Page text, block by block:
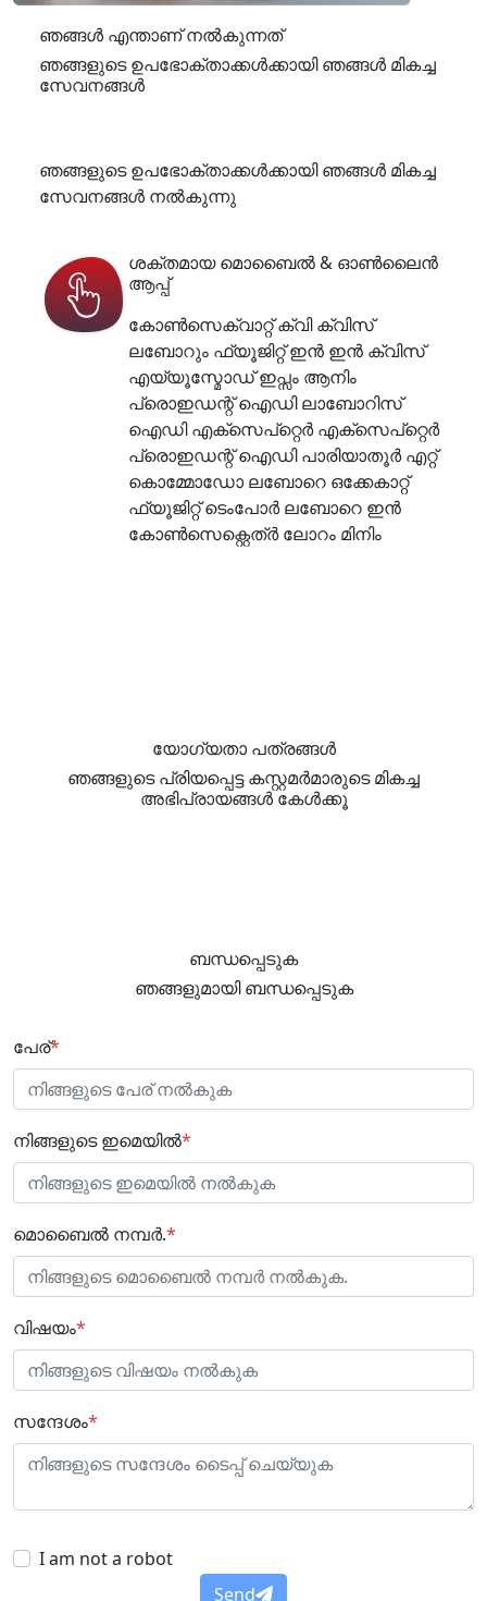
ഞങ്ങൾ എന്താണ് നൽകുന്നത്
ഞങ്ങളുടെ ഉപഭോക്താക്കൾക്കായി ഞങ്ങൾ മികച്ച
സേവനങ്ങൾ
ഞങ്ങളുടെ ഉപഭോക്താക്കൾക്കായി ഞങ്ങൾ മികച്ച
സേവനങ്ങൾ നൽകുന്നു
ശക്തമായ മൊബൈൽ & ഓൺലൈൻ
ആപ്പ്
കോൺസെക്വാറ്റ് ക്വി ക്വിസ്
ലബോറും ഫ്യൂജിറ്റ് ഇൻ ഇൻ ക്വിസ്
എയ്യൂസ്മോഡ് ഇപ്സം ആനിം
പ്രൊഇഡന്റ് ഐഡി ലാബോറിസ്
ഐഡി എക്സെപ്റ്റെർ എക്സെപ്റ്റെർ
പ്രൊഇഡന്റ് ഐഡി പാരിയാതൂർ എറ്റ്
കൊമ്മോഡോ ലബോറെ ഒക്കേകാറ്റ്
ഫ്യൂജിറ്റ് ടെംപോർ ലബോറെ ഇൻ
കോൺസെക്റ്റെത്ർ ലോറം മിനിം
യോഗ്യതാ പത്രങ്ങള്‍
ഞങ്ങളുടെ പ്രിയപ്പെട്ട കസ്റ്റമർമാരുടെ മികച്ച
അഭിപ്രായങ്ങൾ കേൾക്കൂ
ബന്ധപ്പെടുക
ഞങ്ങളുമായി ബന്ധപ്പെടുക
പേര്*
നിങ്ങളുടെ ഇമെയിൽ*
മൊബൈൽ നമ്പർ.*
വിഷയം*
സന്ദേശം*
I am not a robot
Send